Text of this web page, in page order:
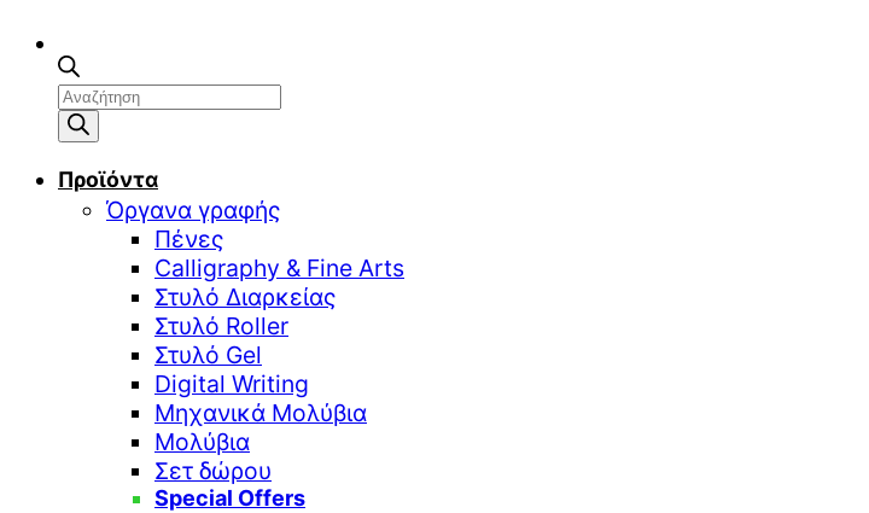
Αναζήτηση
προϊόντων
Προϊόντα
Όργανα γραφής
Πένες
Calligraphy & Fine Arts
Στυλό Διαρκείας
Στυλό Roller
Στυλό Gel
Digital Writing
Μηχανικά Μολύβια
Μολύβια
Σετ δώρου
Special Offers